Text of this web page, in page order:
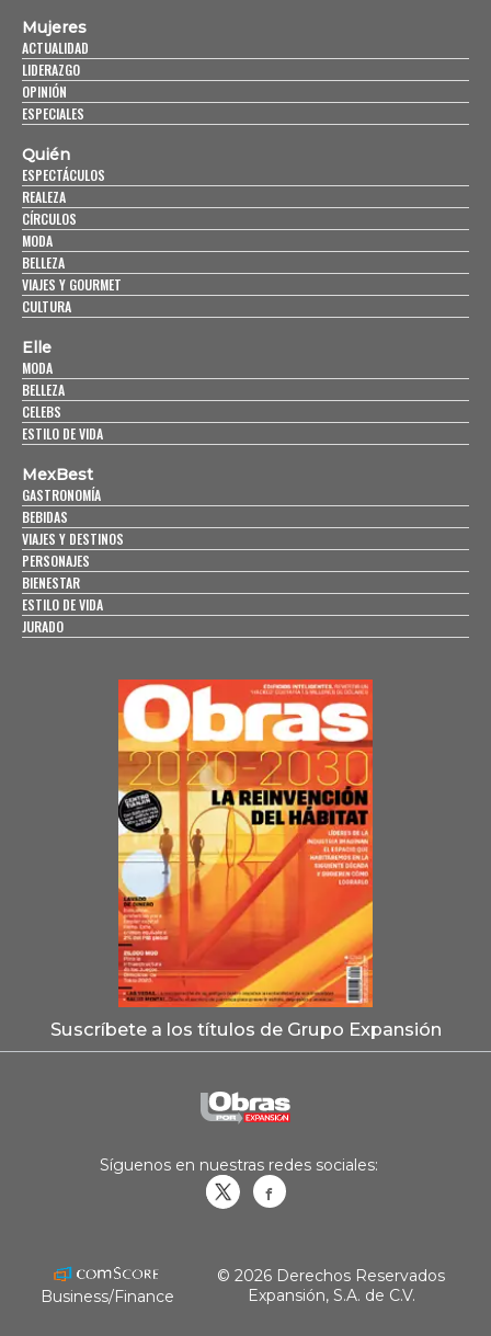
Mujeres
ACTUALIDAD
LIDERAZGO
OPINIÓN
ESPECIALES
Quién
ESPECTÁCULOS
REALEZA
CÍRCULOS
MODA
BELLEZA
VIAJES Y GOURMET
CULTURA
Elle
MODA
BELLEZA
CELEBS
ESTILO DE VIDA
MexBest
GASTRONOMÍA
BEBIDAS
VIAJES Y DESTINOS
PERSONAJES
BIENESTAR
ESTILO DE VIDA
JURADO
Suscríbete a los títulos de Grupo Expansión
Síguenos en nuestras redes sociales:
Business/Finance
© 2026 Derechos Reservados
Expansión, S.A. de C.V.